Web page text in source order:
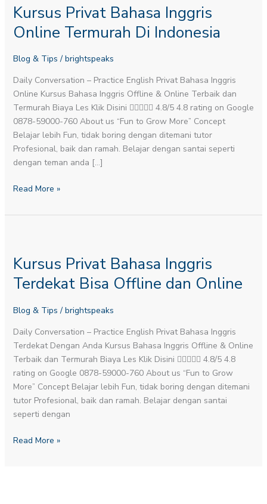
Kursus Privat Bahasa Inggris
Online Termurah Di Indonesia
Blog & Tips / brightspeaks
Daily Conversation – Practice English​ Privat Bahasa Inggris
Online Kursus Bahasa Inggris Offline & Online Terbaik dan
Termurah Biaya Les Klik Disini  4.8/5 4.8 rating on Google
0878-59000-760 About us “Fun to Grow More” Concept
Belajar lebih Fun, tidak boring dengan ditemani tutor
Profesional, baik dan ramah. Belajar dengan santai seperti
dengan teman anda […]
Bahasa
Inggris
Online
Di
Indonesia
Read More »
Kursus Privat Bahasa Inggris
Terdekat Bisa Offline dan Online
Blog & Tips / brightspeaks
Daily Conversation – Practice English​ Privat Bahasa Inggris
Terdekat Dengan Anda Kursus Bahasa Inggris Offline & Online
Terbaik dan Termurah Biaya Les Klik Disini  4.8/5 4.8
rating on Google 0878-59000-760 About us “Fun to Grow
More” Concept Belajar lebih Fun, tidak boring dengan ditemani
tutor Profesional, baik dan ramah. Belajar dengan santai
seperti dengan
Bahasa
Inggris
Terdekat
Offline
dan
Online
Read More »